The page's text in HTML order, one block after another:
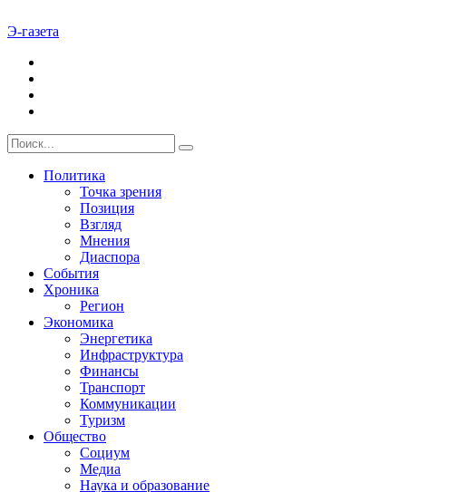
Э-газета
Политика
Точка зрения
Позиция
Взгляд
Мнения
Диаспора
События
Хроника
Регион
Экономика
Энергетика
Инфраструктура
Финансы
Транспорт
Коммуникации
Туризм
Общество
Социум
Медиа
Наука и образование